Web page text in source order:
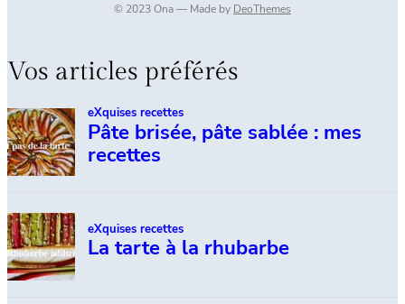
© 2023 Ona — Made by DeoThemes
Vos articles préférés